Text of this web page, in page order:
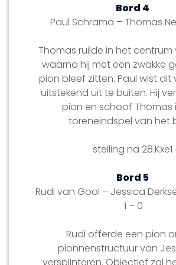
Bord 4
Paul Schrama – Thomas
Thomas ruilde in het centrum
waarna hij met een zwakke
pion bleef zitten. Paul wist dit
uitstekend uit te buiten. Hij
pion en schoof Thomas
toreneindspel van het
stelling na 28.Kxe1
Bord 5
Rudi van Gool – Jessica
1 – 0
Rudi offerde een pion
pionnenstructuur van
versplinteren. Objectief zal